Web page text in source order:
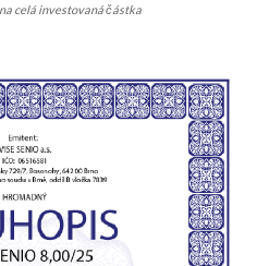
celá investovaná částka